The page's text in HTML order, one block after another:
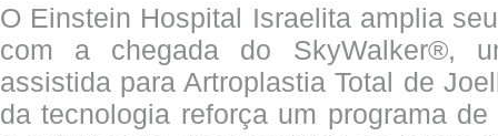
O Einstein Hospital Israelita amplia
com a chegada do SkyWalker®,
assistida para Artroplastia Total de
da tecnologia reforça um programa